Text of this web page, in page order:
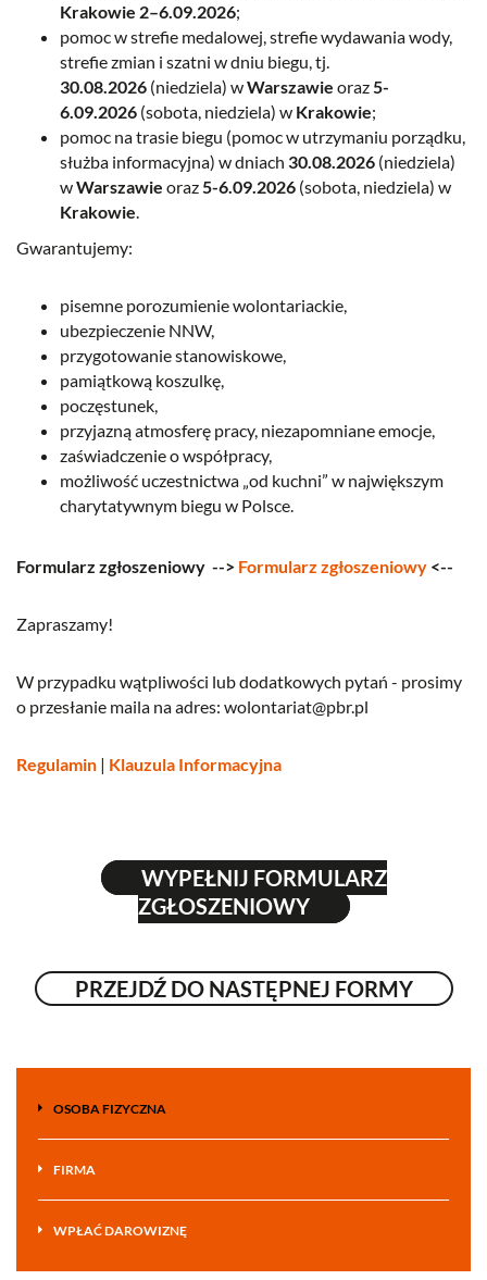
Krakowie 2–6.09.2026;
pomoc w strefie medalowej, strefie wydawania wody,
strefie zmian i szatni w dniu biegu, tj.
30.08.2026 (niedziela) wWarszawie oraz5-
6.09.2026 (sobota, niedziela) w Krakowie;
pomoc na trasie biegu (pomoc w utrzymaniu porządku,
służba informacyjna) w dniach 30.08.2026 (niedziela)
wWarszawie oraz5-6.09.2026 (sobota, niedziela) w
Krakowie.
Gwarantujemy:
pisemne porozumienie wolontariackie,
ubezpieczenie NNW,
przygotowanie stanowiskowe,
pamiątkową koszulkę,
poczęstunek,
przyjazną atmosferę pracy, niezapomniane emocje,
zaświadczenie o współpracy,
możliwość uczestnictwa „od kuchni” w największym
charytatywnym biegu w Polsce.
Formularz zgłoszeniowy --> Formularz zgłoszeniowy <--
Zapraszamy!
W przypadku wątpliwości lub dodatkowych pytań - prosimy
o przesłanie maila na adres: wolontariat@pbr.pl
Regulamin | Klauzula Informacyjna
WYPEŁNIJ FORMULARZ
ZGŁOSZENIOWY
PRZEJDŹ DO NASTĘPNEJ FORMY
OSOBA FIZYCZNA
FIRMA
WPŁAĆ DAROWIZNĘ